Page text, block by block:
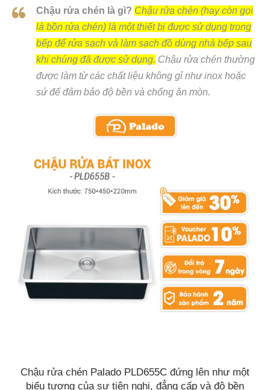
Chậu rửa chén là gì? Chậu rửa chén (hay còn gọi
là bồn rửa chén) là một thiết bị được sử dụng trong
bếp để rửa sạch và làm sạch đồ dùng nhà bếp sau
khi chúng đã được sử dụng. Chậu rửa chén thường
được làm từ các chất liệu không gỉ như inox hoặc
sứ để đảm bảo độ bền và chống ăn mòn.
Chậu rửa chén Palado PLD655C đứng lên như một
biểu tượng của sự tiện nghi, đẳng cấp và độ bền